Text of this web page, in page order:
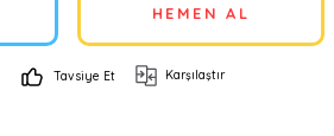
HEMEN AL
Tavsiye Et Karşılaştır